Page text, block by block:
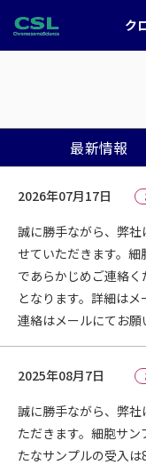
ク
最新情報
2026年07月17日
誠に勝手ながら、弊
せていただきます。
であらかじめご連絡
となります。詳細は
連絡はメールにてお願
2025年08月7日
誠に勝手ながら、弊
ただきます。細胞サ
たなサンプルの受入